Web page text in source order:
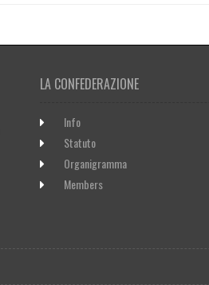
LA CONFEDERAZIONE
Info
Statuto
Organigramma
Members